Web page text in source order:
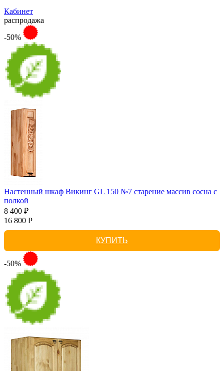
Кабинет
распродажа
-50%
Настенный шкаф Викинг GL 150 №7 старение массив сосна с
полкой
8 400 ₽
16 800 Р
КУПИТЬ
-50%